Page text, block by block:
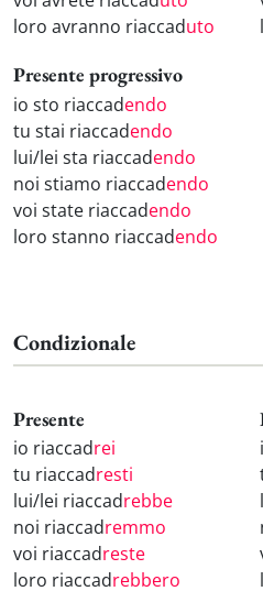
loro avranno riaccaduto
Presente progressivo
io sto riaccadendo
tu stai riaccadendo
lui/lei sta riaccadendo
noi stiamo riaccadendo
voi state riaccadendo
loro stanno riaccadendo
Condizionale
Presente
io riaccadrei
tu riaccadresti
lui/lei riaccadrebbe
noi riaccadremmo
voi riaccadreste
loro riaccadrebbero